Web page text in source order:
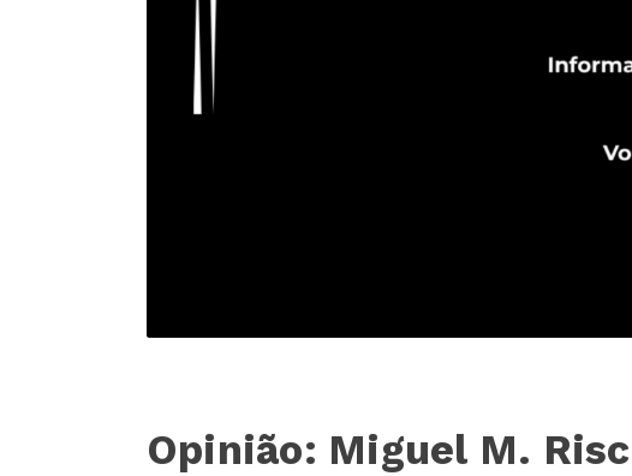
Opinião: Miguel M.